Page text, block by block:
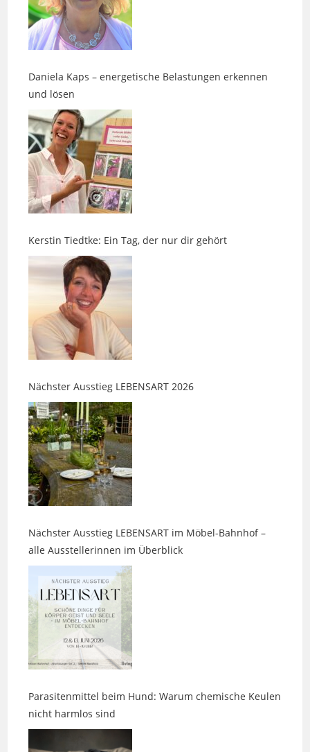
Daniela Kaps – energetische Belastungen erkennen
Kerstin Tiedtke: Ein Tag, der nur dir gehört
Nächster Ausstieg LEBENSART 2026
Nächster Ausstieg LEBENSART im Möbel-Bahnhof –
Parasitenmittel beim Hund: Warum chemische Keulen